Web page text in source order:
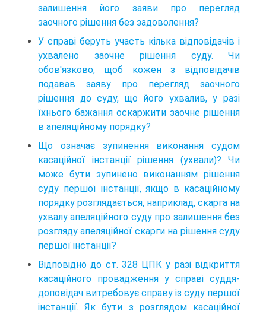
залишення його заяви про перегляд
заочного рішення без задоволення?
У справі беруть участь кілька відповідачів і
ухвалено заочне рішення суду. Чи
обов'язково, щоб кожен з відповідачів
подавав заяву про перегляд заочного
рішення до суду, що його ухвалив, у разі
їхнього бажання оскаржити заочне рішення
в апеляційному порядку?
Що означає зупинення виконання судом
касаційної інстанції рішення (ухвали)? Чи
може бути зупинено виконанням рішення
суду першої інстанції, якщо в касаційному
порядку розглядається, наприклад, скарга на
ухвалу апеляційного суду про залишення без
розгляду апеляційної скарги на рішення суду
першої інстанції?
Відповідно до ст. 328 ЦПК у разі відкриття
касаційного провадження у справі суддя-
доповідач витребовує справу із суду першої
інстанції. Як бути з розглядом касаційної